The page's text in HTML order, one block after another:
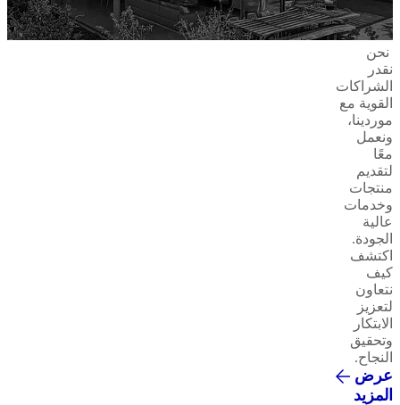
نحن
نقدر
الشراكات
القوية مع
موردينا،
ونعمل
معًا
لتقديم
منتجات
وخدمات
عالية
الجودة.
اكتشف
كيف
نتعاون
لتعزيز
الابتكار
وتحقيق
النجاح.
عرض
المزيد